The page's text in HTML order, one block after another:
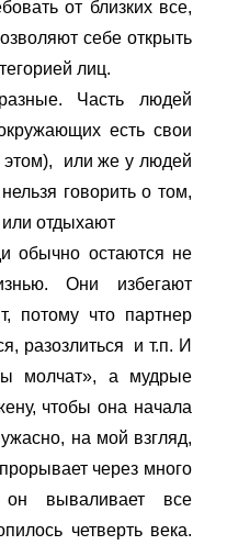
от близких все,
себе открыть
лиц.
Часть людей
есть свои
или же у людей
говорить о том,
отдыхают
обычно остаются не
Они избегают
потому что партнер
разозлиться и т.п. И
молчат», а мудрые
чтобы она начала
на мой взгляд,
через много
вываливает все
четверть века.